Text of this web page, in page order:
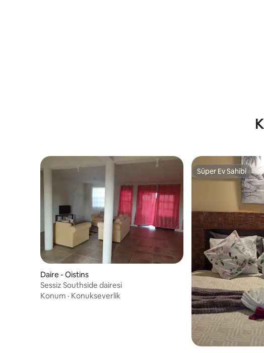
Daire - Oistins
Sessiz Southside dairesi
Konum · Konukseverlik
Süper Ev Sahibi
Süper Ev Sahibi